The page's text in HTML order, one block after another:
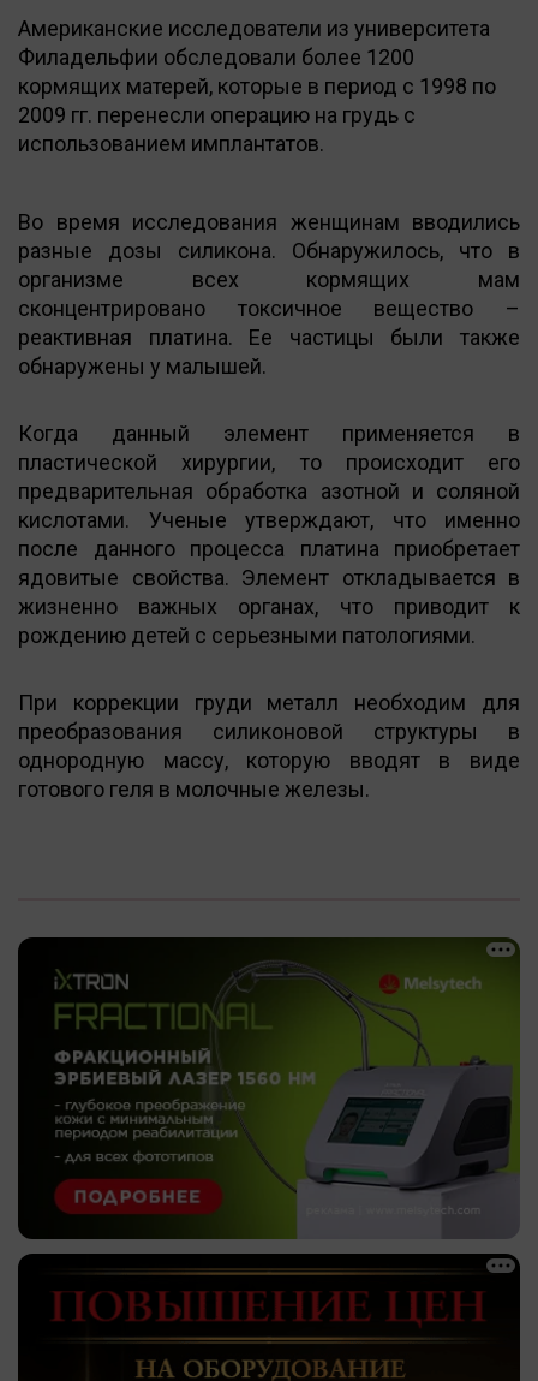
Американские исследователи из университета
Филадельфии обследовали более 1200
кормящих матерей, которые в период с 1998 по
2009 гг. перенесли операцию на грудь с
использованием имплантатов.
Во время исследования женщинам вводились
разные дозы силикона. Обнаружилось, что в
организме всех кормящих мам
сконцентрировано токсичное вещество –
реактивная платина. Ее частицы были также
обнаружены у малышей.
Когда данный элемент применяется в
пластической хирургии, то происходит его
предварительная обработка азотной и соляной
кислотами. Ученые утверждают, что именно
после данного процесса платина приобретает
ядовитые свойства. Элемент откладывается в
жизненно важных органах, что приводит к
рождению детей с серьезными патологиями.
При коррекции груди металл необходим для
преобразования силиконовой структуры в
однородную массу, которую вводят в виде
готового геля в молочные железы.